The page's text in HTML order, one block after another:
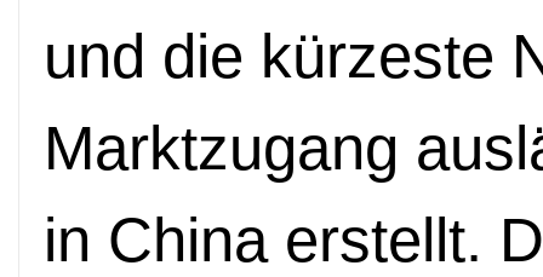
und die kürzeste
Marktzugang
in China erstellt.